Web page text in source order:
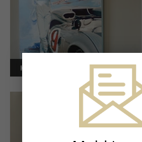
Kunstuitleen voor bedrijven